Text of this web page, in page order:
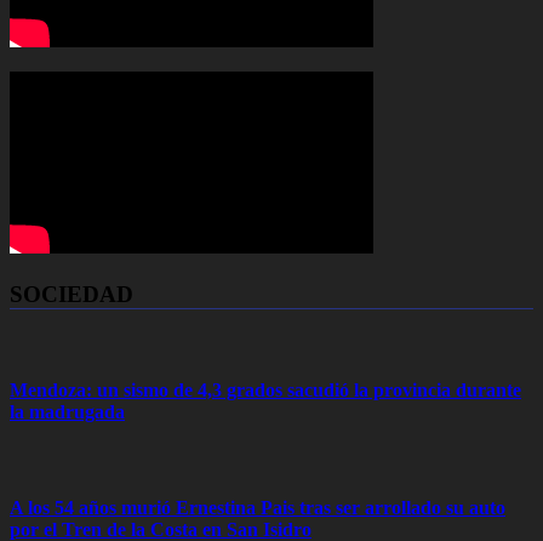
SOCIEDAD
Mendoza: un sismo de 4,3 grados sacudió la provincia durante
la madrugada
A los 54 años murió Ernestina Pais tras ser arrollado su auto
por el Tren de la Costa en San Isidro